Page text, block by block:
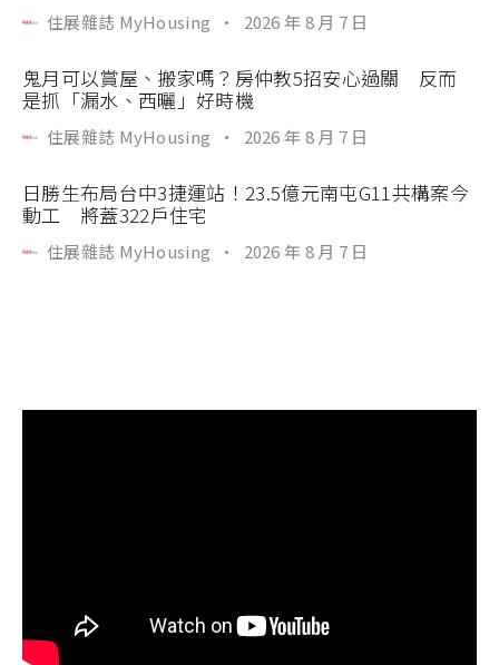
住展雜誌 MyHousing · 2026 年 8 月 7 日
鬼月可以賞屋、搬家嗎？房仲教5招安心過關 反而
是抓「漏水、西曬」好時機
住展雜誌 MyHousing · 2026 年 8 月 7 日
日勝生布局台中3捷運站！23.5億元南屯G11共構案今
動工 將蓋322戶住宅
住展雜誌 MyHousing · 2026 年 8 月 7 日